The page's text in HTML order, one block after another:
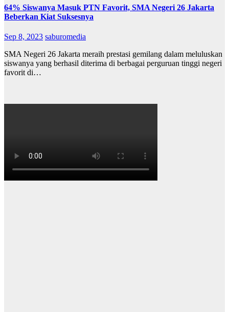
64% Siswanya Masuk PTN Favorit, SMA Negeri 26 Jakarta
Beberkan Kiat Suksesnya
Sep 8, 2023 saburomedia
SMA Negeri 26 Jakarta meraih prestasi gemilang dalam meluluskan
siswanya yang berhasil diterima di berbagai perguruan tinggi negeri
favorit di…